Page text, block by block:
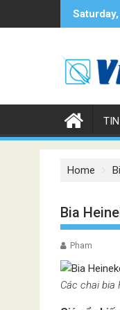
Home
Bia
Pham
Các chai bia